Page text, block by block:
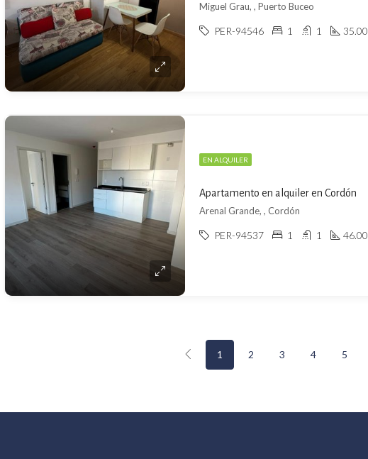
Miguel Grau, , Puerto Buceo
PER-94546 1 1 35.00
EN ALQUILER
Apartamento en alquiler en Cordón
Arenal Grande, , Cordón
PER-94537 1 1 46.00
1 2 3 4 5